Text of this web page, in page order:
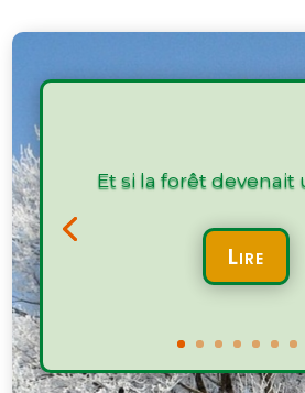
Et si la forêt devenait
Lire